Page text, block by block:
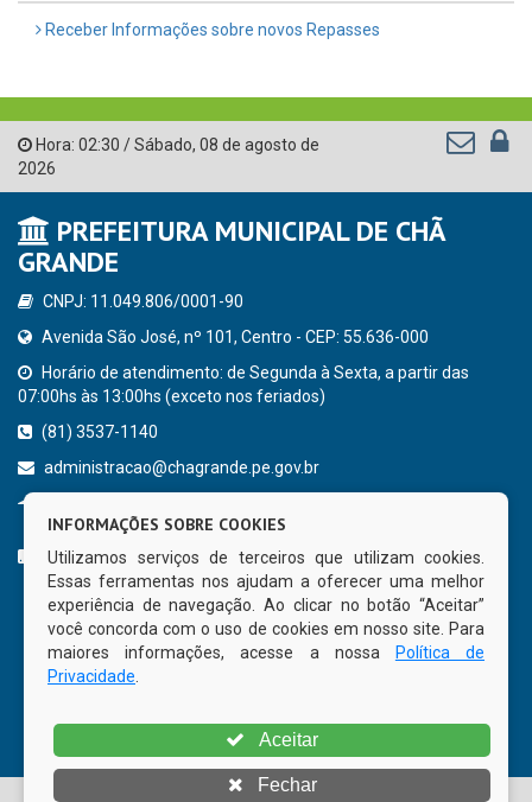
Receber Informações sobre novos Repasses
Hora: 02:30 /Sábado, 08 de agosto de
2026
PREFEITURA MUNICIPAL DE CHÃ
GRANDE
CNPJ: 11.049.806/0001-90
Avenida São José, nº 101, Centro - CEP: 55.636-000
Horário de atendimento: de Segunda à Sexta, a partir das
07:00hs às 13:00hs (exceto nos feriados)
(81) 3537-1140
administracao@chagrande.pe.gov.br
CURTA NOSSA FAN PAGE
INFORMAÇÕES SOBRE COOKIES
Utilizamos serviços de terceiros que utilizam cookies.
Essas ferramentas nos ajudam a oferecer uma melhor
experiência de navegação. Ao clicar no botão “Aceitar”
você concorda com o uso de cookies em nosso site. Para
maiores informações, acesse a nossa
Política de
Privacidade
Aceitar
Fechar